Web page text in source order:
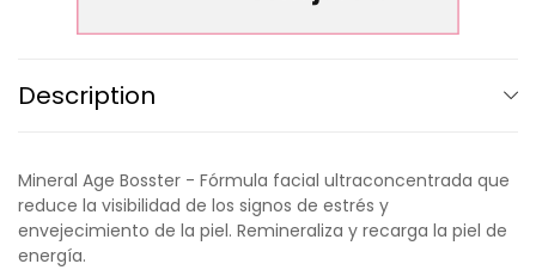
Description
Mineral Age Bosster - Fórmula facial ultraconcentrada que
reduce la visibilidad de los signos de estrés y
envejecimiento de la piel. Remineraliza y recarga la piel de
energía.